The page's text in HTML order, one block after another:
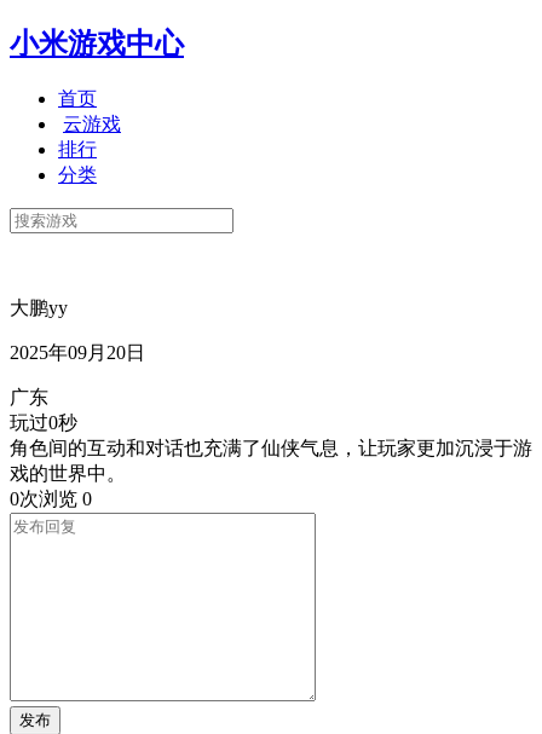
小米游戏中心
首页
云游戏
排行
分类
大鹏yy
2025年09月20日
广东
玩过0秒
角色间的互动和对话也充满了仙侠气息，让玩家更加沉浸于游
戏的世界中。
0次浏览 0
发布